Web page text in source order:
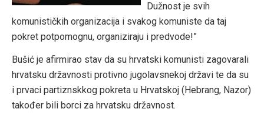
Dužnost je svih
komunističkih organizacija i svakog komuniste da taj
pokret potpomognu, organiziraju i predvode!”
Bušić je afirmirao stav da su hrvatski komunisti zagovarali
hrvatsku državnosti protivno jugolavsnekoj državi te da su
i prvaci partiznskkog pokreta u Hrvatskoj (Hebrang, Nazor)
također bili borci za hrvatsku državnost.